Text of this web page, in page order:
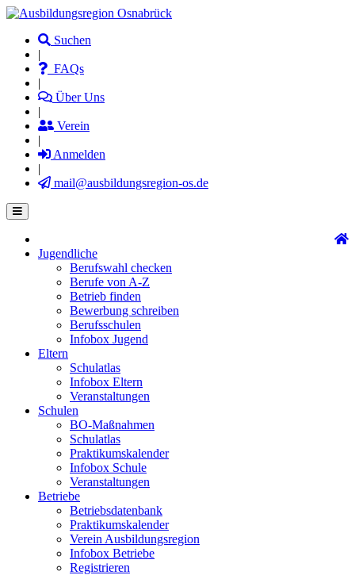
Direkt
Inhalt
Suchen
|
FAQs
|
Über Uns
|
Verein
|
Anmelden
|
mail@ausbildungsregion-os.de
Main
navigation
Jugendliche
Berufswahl checken
Berufe von A-Z
Betrieb finden
Bewerbung schreiben
Berufsschulen
Infobox Jugend
Eltern
Schulatlas
Infobox Eltern
Veranstaltungen
Schulen
BO-Maßnahmen
Schulatlas
Praktikumskalender
Infobox Schule
Veranstaltungen
Betriebe
Betriebsdatenbank
Praktikumskalender
Verein Ausbildungsregion
Infobox Betriebe
Registrieren